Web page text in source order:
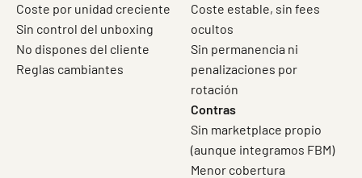
Coste por unidad creciente
Sin control del unboxing
No dispones del cliente
Reglas cambiantes
Coste estable, sin fees
ocultos
Sin permanencia ni
penalizaciones por
rotación
Contras
Sin marketplace propio
(aunque integramos FBM)
Menor cobertura